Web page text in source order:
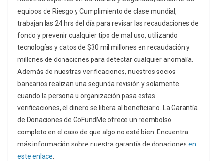
equipos de Riesgo y Cumplimiento de clase mundial,
trabajan las 24 hrs del día para revisar las recaudaciones de
fondo y prevenir cualquier tipo de mal uso, utilizando
tecnologías y datos de $30 mil millones en recaudación y
millones de donaciones para detectar cualquier anomalía.
Además de nuestras verificaciones, nuestros socios
bancarios realizan una segunda revisión y solamente
cuando la persona u organización pasa estas
verificaciones, el dinero se libera al beneficiario. La Garantía
de Donaciones de GoFundMe ofrece un reembolso
completo en el caso de que algo no esté bien. Encuentra
más información sobre nuestra garantía de donaciones en
este enlace